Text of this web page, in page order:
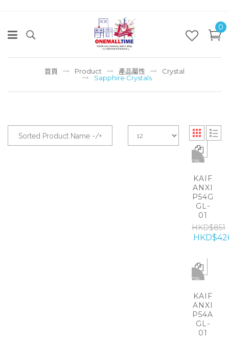
0
首頁 Product 產品屬性
Crystal
Sapphire Crystals
Sorted Product Name -/+
-50%
KAIF
ANXI
P54G
GL-
01
HKD$851
-50%
KAIF
ANXI
P54A
GL-
01